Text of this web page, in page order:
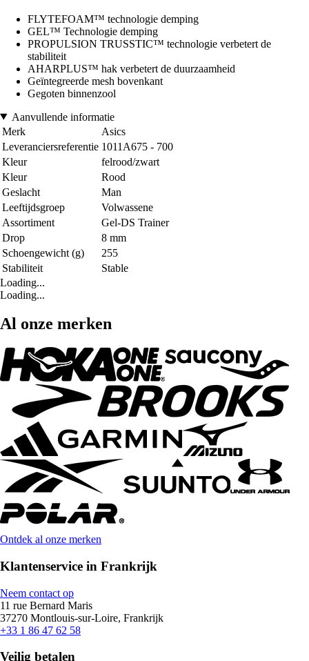
FLYTEFOAM™ technologie demping
GEL™ Technologie demping
PROPULSION TRUSSTIC™ technologie verbetert de
stabiliteit
AHARPLUS™ hak verbetert de duurzaamheid
Geïntegreerde mesh bovenkant
Gegoten binnenzool
Aanvullende informatie
Merk
Asics
Leveranciersreferentie 1011A675 - 700
Kleur
felrood/zwart
Kleur
Rood
Geslacht
Man
Leeftijdsgroep
Volwassene
Assortiment
Gel-DS Trainer
Drop
8 mm
Schoengewicht (g)
255
Stabiliteit
Stable
Loading...
Loading...
Al onze merken
Ontdek al onze merken
Klantenservice in Frankrijk
Neem contact op
11 rue Bernard Maris
37270 Montlouis-sur-Loire, Frankrijk
+33 1 86 47 62 58
Veilig betalen